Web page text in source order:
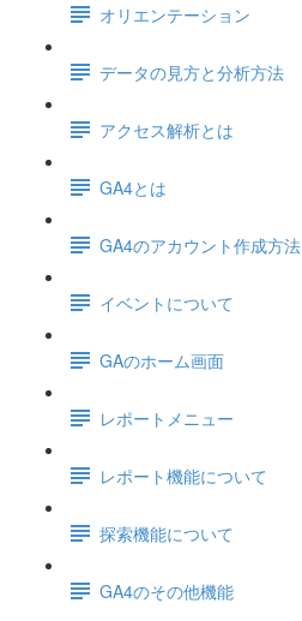
オリエンテーション
データの見方と分析方法
アクセス解析とは
GA4とは
GA4のアカウント作成方法
イベントについて
GAのホーム画面
レポートメニュー
レポート機能について
探索機能について
GA4のその他機能